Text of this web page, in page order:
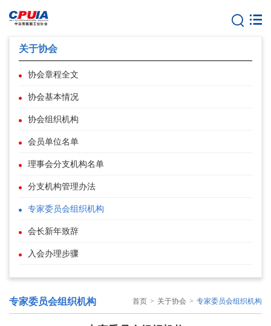
关于协会
协会章程全文
协会基本情况
协会组织机构
会员单位名单
理事会分支机构名单
分支机构管理办法
专家委员会组织机构
会长新年致辞
入会办理步骤
专家委员会组织机构 首页 > 关于协会 > 专家委员会组织机构